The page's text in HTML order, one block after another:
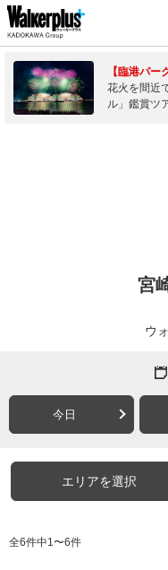
【臨港パー
花火を間近
ル」鑑賞ツ
宮
ウ
今日
エリアを選択
全6件中1〜6件